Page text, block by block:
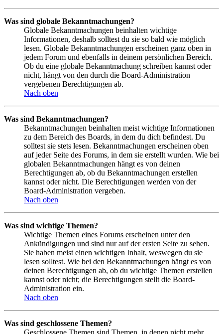
Was sind globale Bekanntmachungen?
Globale Bekanntmachungen beinhalten wichtige
Informationen, deshalb solltest du sie so bald wie möglich
lesen. Globale Bekanntmachungen erscheinen ganz oben in
jedem Forum und ebenfalls in deinem persönlichen Bereich.
Ob du eine globale Bekanntmachung schreiben kannst oder
nicht, hängt von den durch die Board-Administration
vergebenen Berechtigungen ab.
Nach oben
Was sind Bekanntmachungen?
Bekanntmachungen beinhalten meist wichtige Informationen
zu dem Bereich des Boards, in dem du dich befindest. Du
solltest sie stets lesen. Bekanntmachungen erscheinen oben
auf jeder Seite des Forums, in dem sie erstellt wurden. Wie bei
globalen Bekanntmachungen hängt es von deinen
Berechtigungen ab, ob du Bekanntmachungen erstellen
kannst oder nicht. Die Berechtigungen werden von der
Board-Administration vergeben.
Nach oben
Was sind wichtige Themen?
Wichtige Themen eines Forums erscheinen unter den
Ankündigungen und sind nur auf der ersten Seite zu sehen.
Sie haben meist einen wichtigen Inhalt, weswegen du sie
lesen solltest. Wie bei den Bekanntmachungen hängt es von
deinen Berechtigungen ab, ob du wichtige Themen erstellen
kannst oder nicht; die Berechtigungen stellt die Board-
Administration ein.
Nach oben
Was sind geschlossene Themen?
Geschlossene Themen sind Themen, in denen nicht mehr